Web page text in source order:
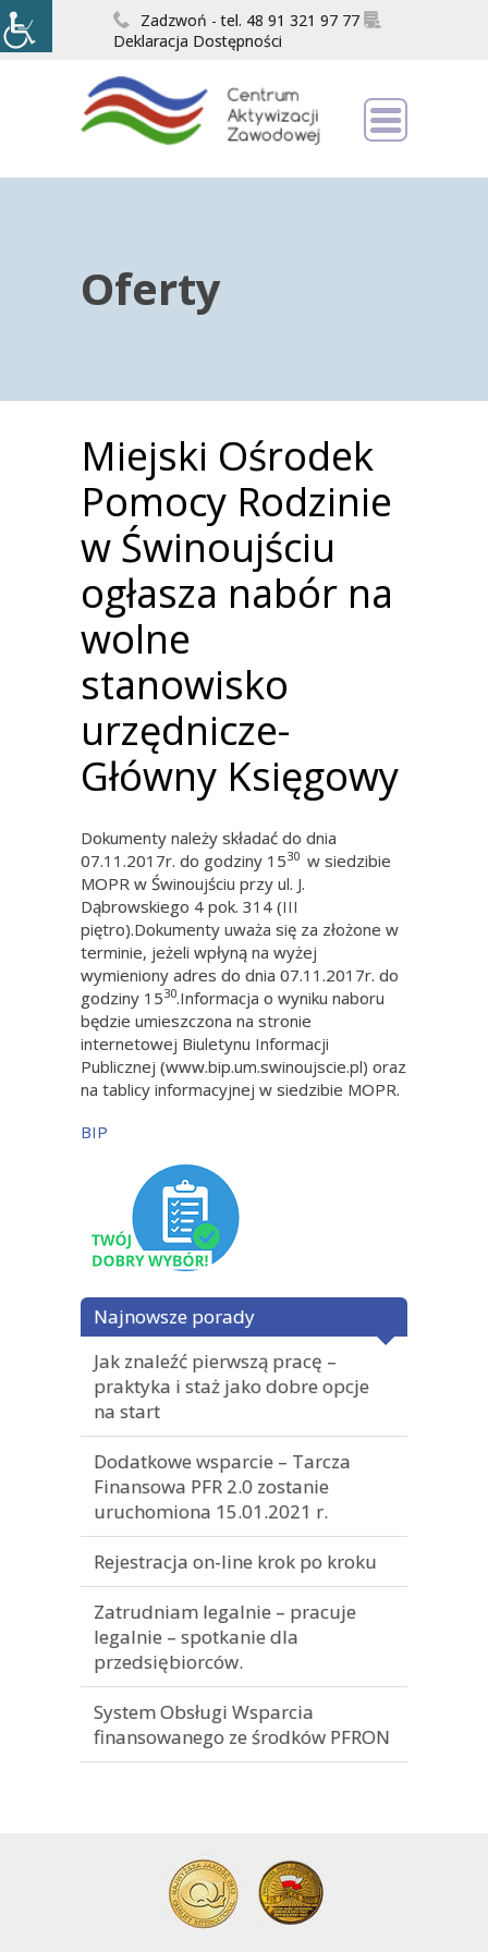
Zadzwoń - tel. 48 91 321 97 77
Deklaracja Dostępności
Oferty
Miejski Ośrodek
Pomocy Rodzinie
w Świnoujściu
ogłasza nabór na
wolne
stanowisko
urzędnicze-
Główny Księgowy
Dokumenty należy składać do dnia
07.11.2017r. do godziny 1530 w siedzibie
MOPR w Świnoujściu przy ul. J.
Dąbrowskiego 4 pok. 314 (III
piętro).Dokumenty uważa się za złożone w
terminie, jeżeli wpłyną na wyżej
wymieniony adres do dnia 07.11.2017r. do
godziny 1530.Informacja o wyniku naboru
będzie umieszczona na stronie
internetowej Biuletynu Informacji
Publicznej (www.bip.um.swinoujscie.pl) oraz
na tablicy informacyjnej w siedzibie MOPR.
BIP
Najnowsze porady
Jak znaleźć pierwszą pracę –
praktyka i staż jako dobre opcje
na start
Dodatkowe wsparcie – Tarcza
Finansowa PFR 2.0 zostanie
uruchomiona 15.01.2021 r.
Rejestracja on-line krok po kroku
Zatrudniam legalnie – pracuje
legalnie – spotkanie dla
przedsiębiorców.
System Obsługi Wsparcia
finansowanego ze środków PFRON